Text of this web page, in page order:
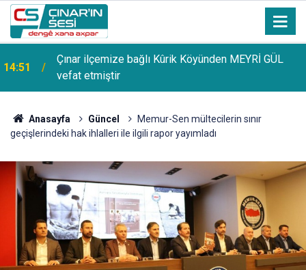
14:51
Çınar ilçemize bağlı Kûrik Köyünden MEYRİ GÜL
vefat etmiştir
Anasayfa Güncel
Memur-Sen mültecilerin sınır
geçişlerindeki hak ihlalleri ile ilgili rapor yayımladı